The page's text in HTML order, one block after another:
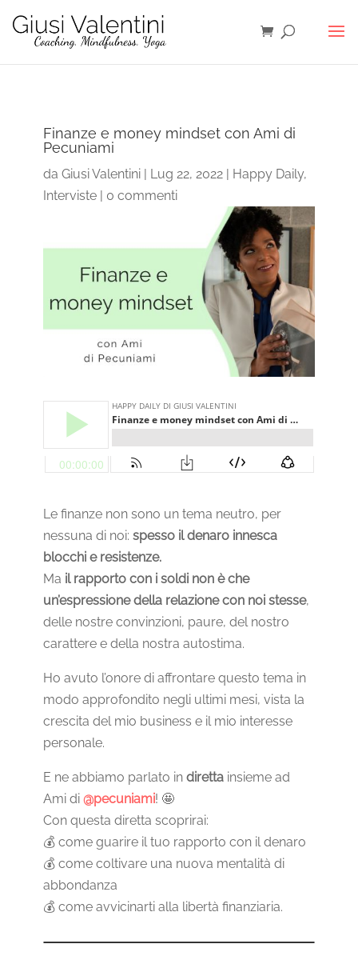
Finanze e money mindset con Ami di
Pecuniami
da Giusi Valentini| Lug 22, 2022| Happy Daily,
Interviste| 0 commenti
Le finanze non sono un tema neutro, per
nessuna di noi: spesso il denaro innesca
blocchi e resistenze.
Ma il rapporto con i soldi non è che
un’espressione della relazione con noi stesse,
delle nostre convinzioni, paure, del nostro
carattere e della nostra autostima.
Ho avuto l’onore di affrontare questo tema in
modo approfondito negli ultimi mesi, vista la
crescita del mio business e il mio interesse
personale.
E ne abbiamo parlato in direttainsieme ad
Ami di @pecuniami! 🤩
Con questa diretta scoprirai:
💰 come guarire il tuo rapporto con il denaro
💰 come coltivare una nuova mentalità di
abbondanza
💰 come avvicinarti alla libertà finanziaria.